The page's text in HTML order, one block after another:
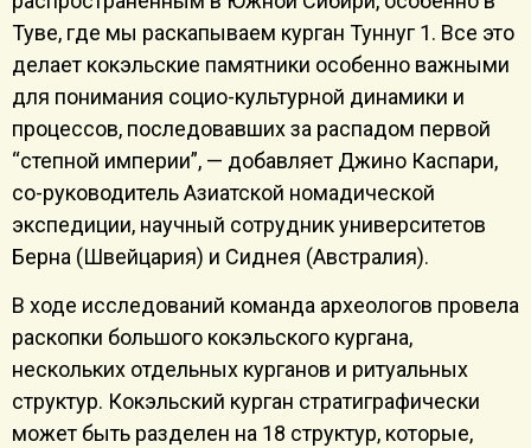
Туве, где мы раскапываем курган Туннуг 1. Все это
делает кокэльские памятники особенно важными
для понимания социо-культурной динамики и
процессов, последовавших за распадом первой
“степной империи”, — добавляет Джино Каспари,
со-руководитель Азиатской номадической
экспедиции, научный сотрудник университетов
Берна (Швейцария) и Сиднея (Австралия).
В ходе исследований команда археологов провела
раскопки большого кокэльского кургана,
нескольких отдельных курганов и ритуальных
структур. Кокэльский курган стратиграфически
может быть разделен на 18 структур, которые,